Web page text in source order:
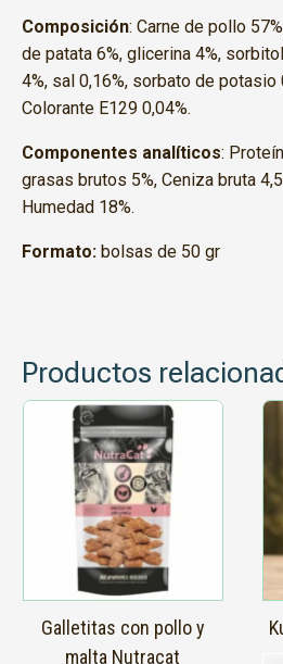
Composición: Carne de pollo
de patata 6%, glicerina 4%,
4%, sal 0,16%, sorbato de potasio
Colorante E129 0,04%.
Componentes analíticos:
grasas brutos 5%, Ceniza bruta
Humedad 18%.
Formato: bolsas de 50 gr
Productos
Galletitas con pollo y
malta Nutracat